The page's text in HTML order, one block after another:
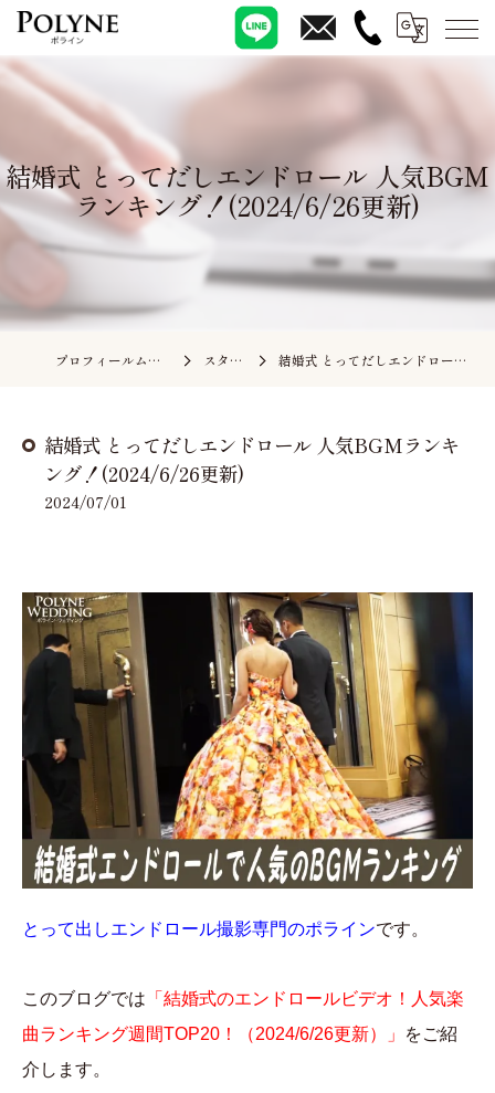
結婚式 とってだしエンドロール 人気BGM
ランキング！(2024/6/26更新)
プロフィールムービーの依頼ならポライン スタッフブログ 結婚式 とってだしエンドロール 人気BGMランキング！(2024/6/26更新)
結婚式 とってだしエンドロール 人気BGMランキ
ング！(2024/6/26更新)
2024/07/01
とって出しエンドロール撮影専門のポラインです。
このブログでは 「結婚式のエンドロールビデオ！人気楽
曲ランキング週間TOP20！（2024/6/26更新）」
をご紹
介します。